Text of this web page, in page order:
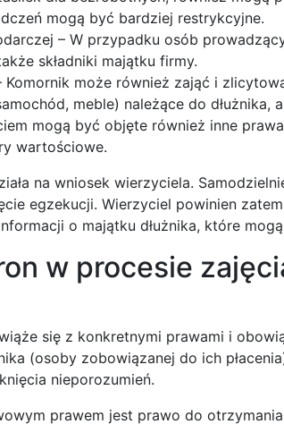
mogą być bardziej restrykcyjne.
– W przypadku osób
składniki majątku firmy.
może również zająć i
meble) należące do dłużnika,
mogą być objęte również inne
wartościowe.
na wniosek wierzyciela.
egzekucji. Wierzyciel powinien
o majątku dłużnika, które
w procesie
się z konkretnymi prawami i
(osoby zobowiązanej do ich
nieporozumień.
prawem jest prawo do